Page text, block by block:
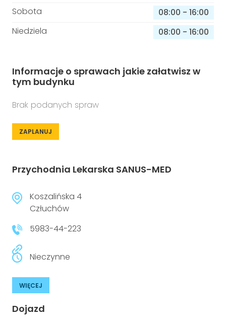
Sobota
08:00 - 16:00
Niedziela
08:00 - 16:00
Informacje o sprawach jakie załatwisz w
tym budynku
Brak podanych spraw
ZAPLANUJ
Przychodnia Lekarska SANUS-MED
Koszalińska 4
Człuchów
5983-44-223
Nieczynne
WIĘCEJ
Dojazd